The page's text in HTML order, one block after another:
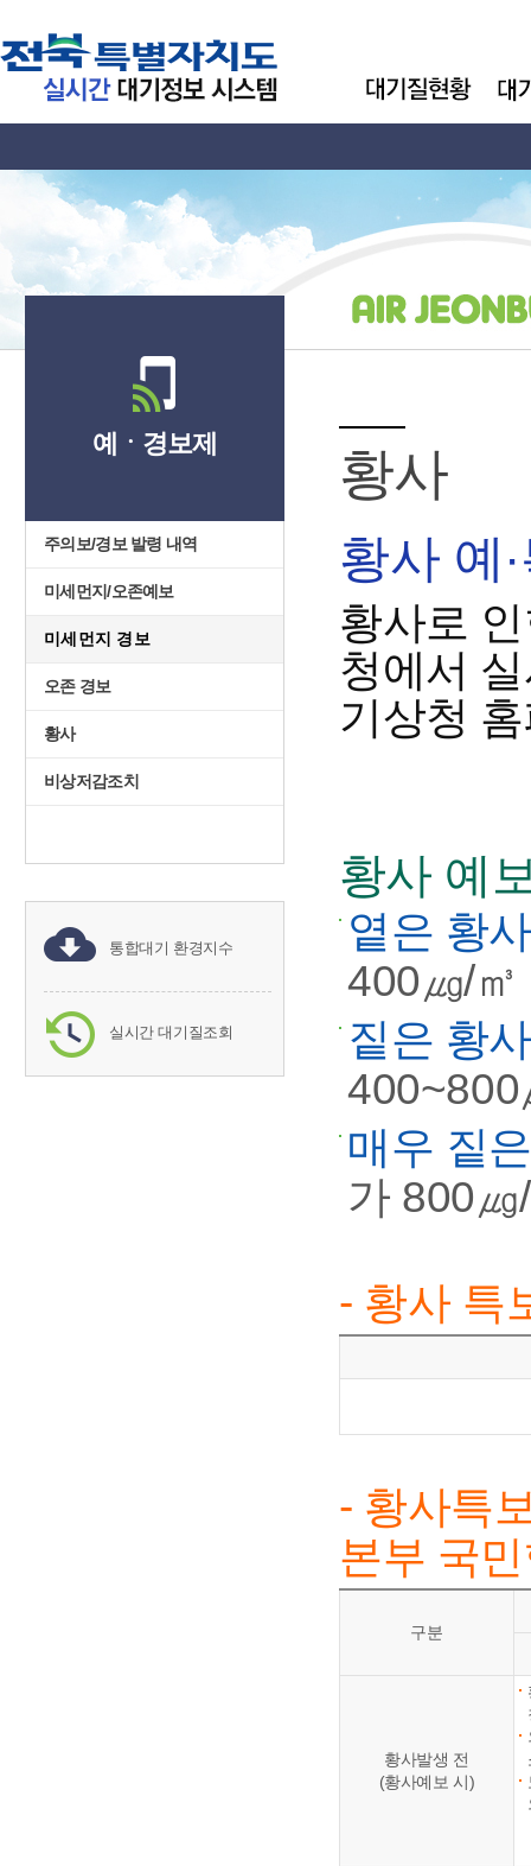
예ㆍ경보제
주의보/경보 발령 내역
미세먼지/오존예보
미세먼지 경보
오존 경보
황사
비상저감조치
통합대기 환경지수
실시간 대기질조회
황사
황사 예
황사로
청에서
기상청
황사 예
옅은 황
400㎍/㎥
짙은 황
400~800
매우 짙
가 800
- 황사 특
- 황사특
본부 국
구분
황사발생 전
(황사예보 시)